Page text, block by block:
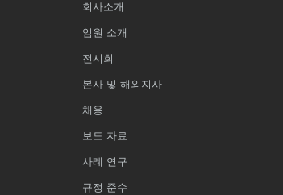
회사소개
임원 소개
전시회
본사 및 해외지사
채용
보도 자료
사례 연구
규정 준수